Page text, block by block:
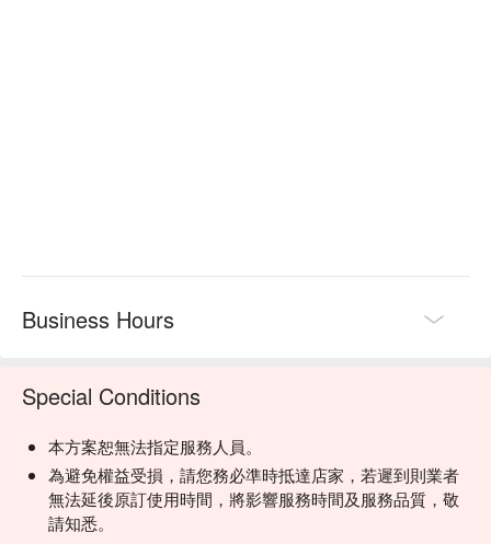
Business Hours
Special Conditions
本方案恕無法指定服務人員。
為避免權益受損，請您務必準時抵達店家，若遲到則業者
無法延後原訂使用時間，將影響服務時間及服務品質，敬
請知悉。